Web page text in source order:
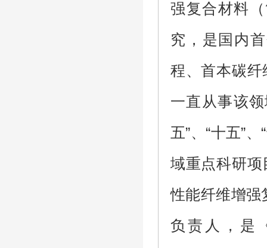
强复合材料
究，是国内
程、首本碳
一直从事该
五”、“十五”
域重点科研项
性能纤维增强
负责人，是